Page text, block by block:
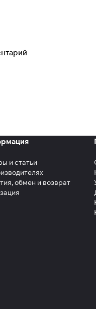
марок – они
пожарной
и статьи
обмен и возврат